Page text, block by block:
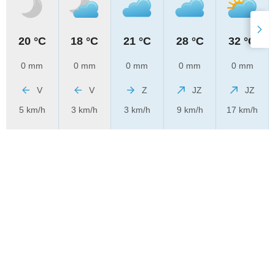
20 °C
0 mm
V
5 km/h
18 °C
0 mm
V
3 km/h
21 °C
0 mm
Z
3 km/h
28 °C
0 mm
JZ
9 km/h
32 °C
0 mm
JZ
17 km/h